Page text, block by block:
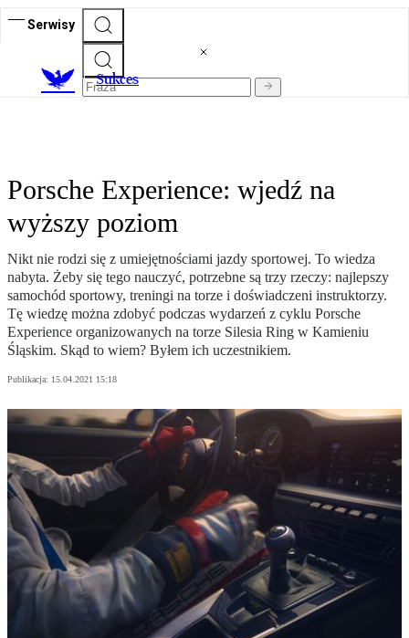
Serwisy
Sukces
Porsche Experience: wjedź na
wyższy poziom
Nikt nie rodzi się z umiejętnościami jazdy sportowej. To wiedza
nabyta. Żeby się tego nauczyć, potrzebne są trzy rzeczy: najlepszy
samochód sportowy, treningi na torze i doświadczeni instruktorzy.
Tę wiedzę można zdobyć podczas wydarzeń z cyklu Porsche
Experience organizowanych na torze Silesia Ring w Kamieniu
Śląskim. Skąd to wiem? Byłem ich uczestnikiem.
Publikacja: 15.04.2021 15:18